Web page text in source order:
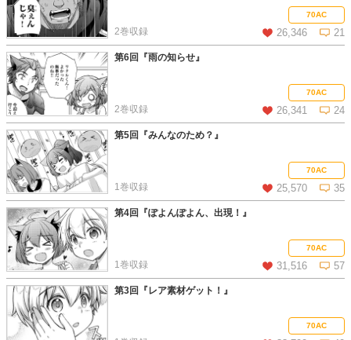
この話を読む コメントを見る70AC
26,346 21
2巻収録
この話を読む コメントを見る
第6回『雨の知らせ』
70AC
26,341 24
2巻収録
この話を読む コメントを見る
第5回『みんなのため？』
70AC
25,570 35
1巻収録
この話を読む コメントを見る
第4回『ぽよんぽよん、出現！』
70AC
31,516 57
1巻収録
この話を読む コメントを見る
第3回『レア素材ゲット！』
70AC